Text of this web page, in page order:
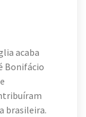
acaba
Bonifácio
brasileira.